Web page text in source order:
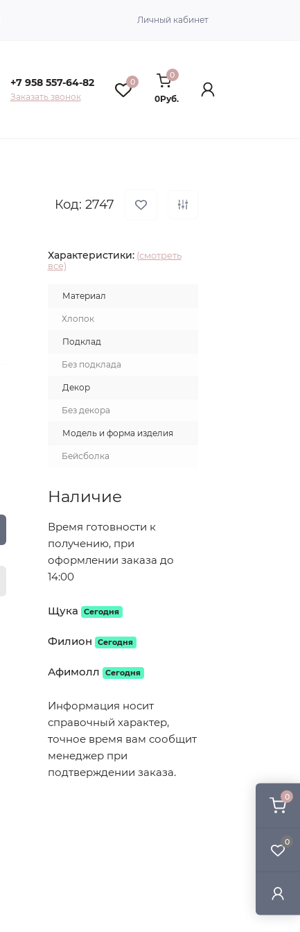
0
0
Личный кабинет
+7 958 557-64-82
Заказать звонок
0
0
0Руб.
Код: 2747
Характеристики: (смотреть
все)
Материал
Хлопок
Подклад
Без подклада
Декор
Без декора
Модель и форма изделия
Бейсболка
Наличие
Время готовности к
получению, при
оформлении заказа до
14:00
Щука Сегодня
Филион Сегодня
Афимолл Сегодня
Информация носит
справочный характер,
точное время вам сообщит
менеджер при
подтверждении заказа.